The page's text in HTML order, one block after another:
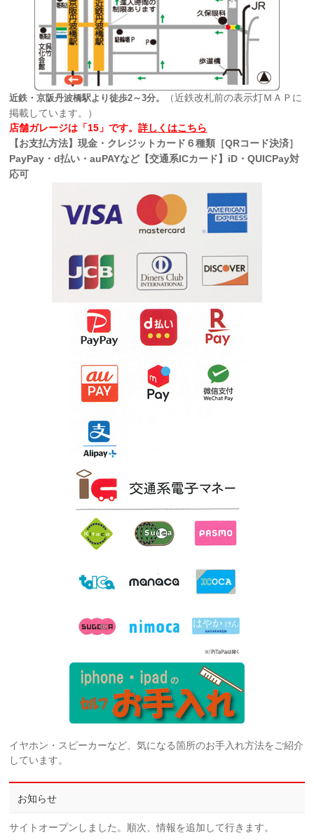
近鉄・京阪丹波橋駅より徒歩2～3分。
（近鉄改札前の表示灯ＭＡＰに
掲載しています。）
店舗ガレージは「15」です。詳しくはこちら
【お支払方法】現金・クレジットカード６種類［QRコード決済］
PayPay・d払い・auPAYなど【交通系ICカード】iD・QUICPay対
応可
イヤホン・スピーカーなど、気になる箇所のお手入れ方法をご紹介
しています。
お知らせ
サイトオープンしました。順次、情報を追加して行きます。